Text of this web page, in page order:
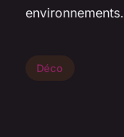
environnements.
Déco